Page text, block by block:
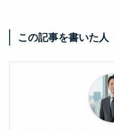
この記事を書いた人